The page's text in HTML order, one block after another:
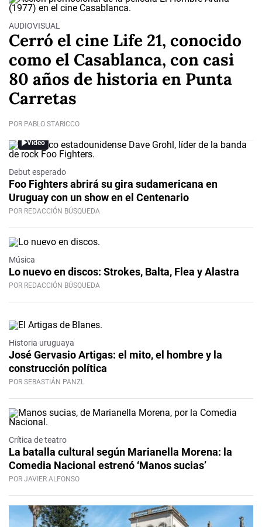
AUDIOVISUAL
Cerró el cine Life 21, conocido
como el Casablanca, con casi
80 años de historia en Punta
Carretas
POR PABLO STARICCO
Video
Debut esperado
Foo Fighters abrirá su gira sudamericana en
Uruguay con un show en el Centenario
POR REDACCIÓN BÚSQUEDA
Música
Lo nuevo en discos: Strokes, Balta, Flea y Alastra
POR REDACCIÓN BÚSQUEDA
Historia uruguaya
José Gervasio Artigas: el mito, el hombre y la
construcción política
POR SEBASTIÁN PANZL
Crítica de teatro
La batalla cultural según Marianella Morena: la
Comedia Nacional estrenó ‘Manos sucias’
POR JAVIER ALFONSO